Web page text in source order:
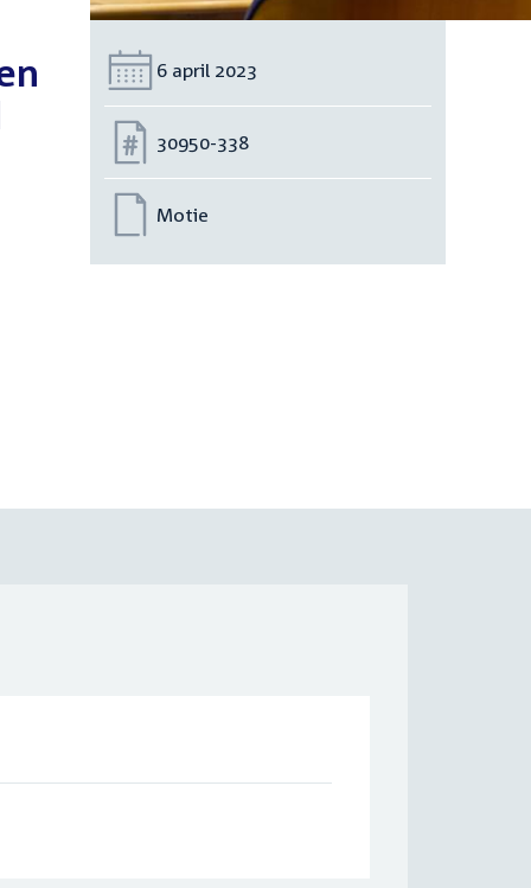
Datum:
6 april 2023
Nummer:
30950-338
Motie